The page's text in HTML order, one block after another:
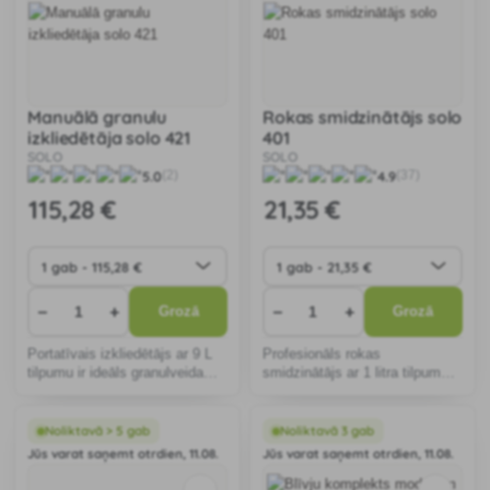
Manuālā granulu
izkliedētāja solo 421
SOLO
5.0
115,28 €
− + Grozā
Portatīvais izkliedētājs ar 9 L
tilpumu ir ideāls granulveida
Rokas smidzinātājs solo
401
SOLO
4.9(37)
21,35 €
− + Grozā
Profesionāls rokas
smidzinātājs ar 1 litra tilpuma
Noliktavā > 5 gab
Jūs varat saņemt otrdien, 11.08.
Noliktavā 3 gab
Jūs varat saņemt otrdien, 11.08.